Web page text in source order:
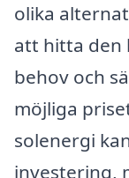
olika
att hitta den
behov och
möjliga
solenergi
investering,